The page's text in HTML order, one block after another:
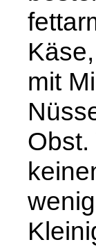
mit
Obst.